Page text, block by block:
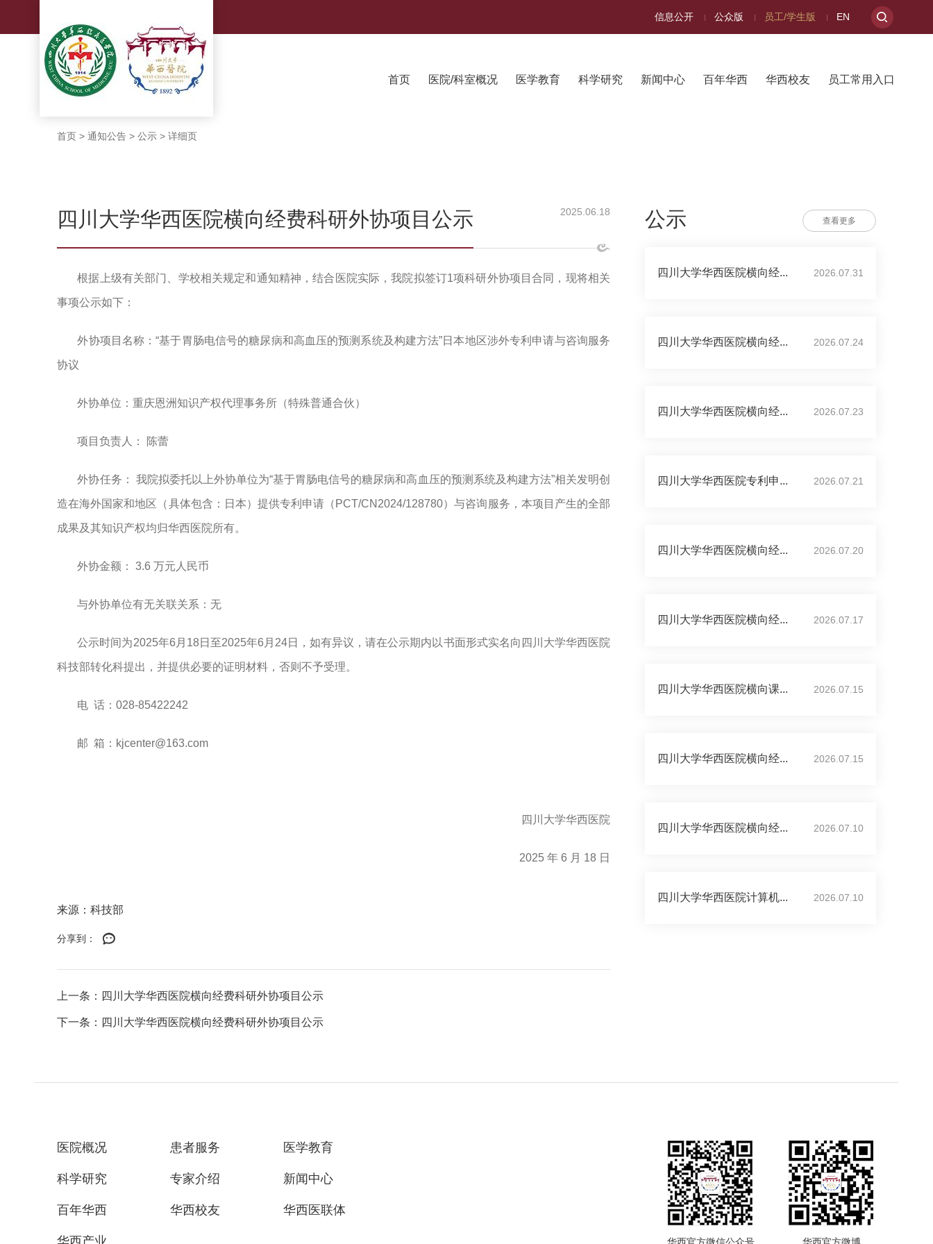
信息公开 公众版 员工/学生版 EN
首页 医院/科室概况 医学教育 科学研究 新闻中心 百年华西 华西校友 员工常用入口
首页 > 通知公告 > 公示 > 详细页
四川大学华西医院横向经费科研外协项目公示 2025.06.18
根据上级有关部门、学校相关规定和通知精神，结合医院实际，我院拟签订1项科研外协项目合同，现将相关
事项公示如下：
外协项目名称：“基于胃肠电信号的糖尿病和高血压的预测系统及构建方法”日本地区涉外专利申请与咨询服务
协议
外协单位：重庆恩洲知识产权代理事务所（特殊普通合伙）
项目负责人： 陈蕾
外协任务： 我院拟委托以上外协单位为“基于胃肠电信号的糖尿病和高血压的预测系统及构建方法”相关发明创
造在海外国家和地区（具体包含：日本） 提供专利申请（ PCT/CN2024/128780）与咨询服务，本项目产生的全部
成果及其知识产权均归华西医院所有。
外协金额： 3.6 万元人民币
与外协单位有无关联关系：无
公示时间为2025年6 月 18 日至2025年6 月 24日 ，如有异议，请在公示期内以书面形式实名向四川大学华西医院
科技部转化科提出，并提供必要的证明材料，否则不予受理。
电 话：028-85422242
邮 箱： kjcenter@163.com
四川大学华西医院
2025 年 6 月 18 日
来源：科技部
分享到：
上一条：四川大学华西医院横向经费科研外协项目公示
下一条：四川大学华西医院横向经费科研外协项目公示
公示 查看更多
四川大学华西医院横向经... 2026.07.31
四川大学华西医院横向经... 2026.07.24
四川大学华西医院横向经... 2026.07.23
四川大学华西医院专利申... 2026.07.21
四川大学华西医院横向经... 2026.07.20
四川大学华西医院横向经... 2026.07.17
四川大学华西医院横向课... 2026.07.15
四川大学华西医院横向经... 2026.07.15
四川大学华西医院横向经... 2026.07.10
四川大学华西医院计算机... 2026.07.10
医院概况 患者服务 医学教育
科学研究 专家介绍 新闻中心
百年华西 华西校友 华西医联体
华西产业